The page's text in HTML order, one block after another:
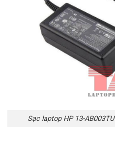
Sạc laptop HP 13-